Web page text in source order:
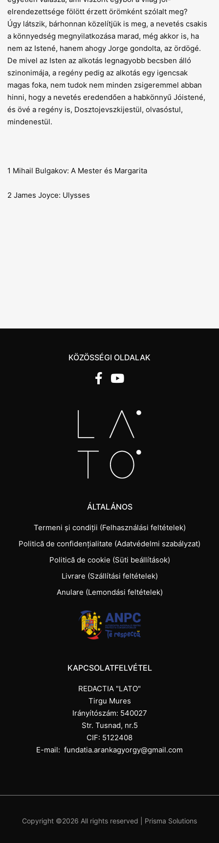
elrendezettsége fölött érzett örömként szólalt meg?
Úgy látszik, bárhonnan közelítjük is meg, a nevetés csakis
a könnyedség megnyilatkozása marad, még akkor is, ha
nem az Istené, hanem ahogy Jorge gondolta, az ördögé.
De mivel az Isten az alkotás legnagyobb becsben álló
szinonimája, a regény pedig az alkotás egy igencsak
magas foka, nem tudok nem minden zsigeremmel abban
hinni, hogy a nevetés ereden­dően a habkönnyű Jóistené,
és övé a regény is, Dosztojevszkijestül, olvasóstul,
mindenestül.
1 Mihail Bulgakov: A Mester és Margarita
2 James Joyce: Ulysses
KÖZÖSSÉGI OLDALAK
ÁLTALÁNOS
Termeni și condiții (Felhasználási feltételek)
Politică de confidențialitate (Adatvédelmi szabályzat)
Politică de cookie (Süti beállítások)
Livrare (Szállítási feltételek)
Anulare (Lemondási feltételek)
KAPCSOLATFELVÉTEL
REDACTIA "LATO"
Tirgu Mures
Irányítószám: 540027
Str. Tusnad, nr.5
CIF: 5122408
E-mail: fundatia.arankagyorgy@gmail.com
Copyright ©2026 All rights reserved | Prisma Solutions